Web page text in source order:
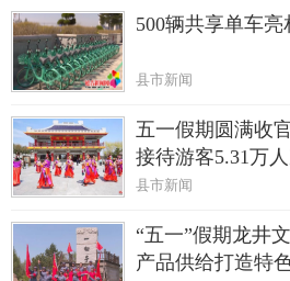
500辆共享单车亮
县市新闻
五一假期圆满收
接待游客5.31万
万元
县市新闻
“五一”假期龙井
产品供给打造特